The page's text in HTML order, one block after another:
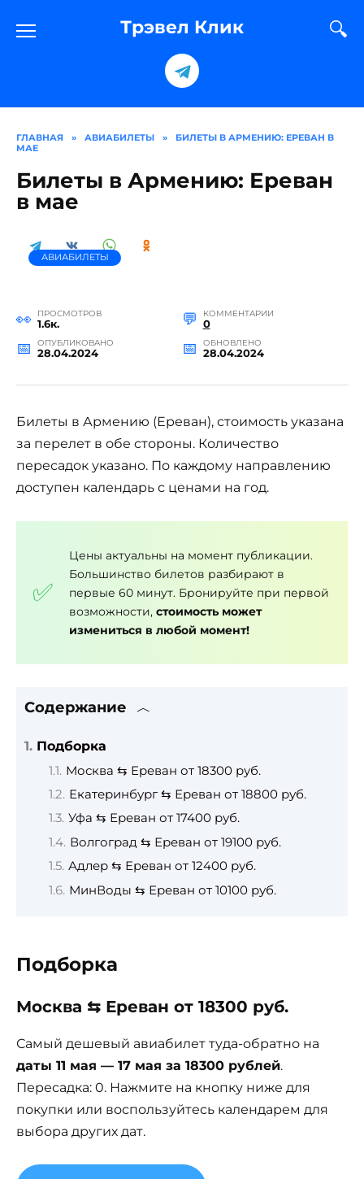
содержанию
Трэвел Клик
ГЛАВНАЯ » АВИАБИЛЕТЫ »
БИЛЕТЫ В АРМЕНИЮ: ЕРЕВАН В
МАЕ
Билеты в Армению: Ереван
в мае
АВИАБИЛЕТЫ
ПРОСМОТРОВ
1.6к.
КОММЕНТАРИИ
0
ОПУБЛИКОВАНО
28.04.2024
ОБНОВЛЕНО
28.04.2024
Билеты в Армению (Ереван), стоимость указана
за перелет в обе стороны. Количество
пересадок указано. По каждому направлению
доступен календарь с ценами на год.
Цены актуальны на момент публикации.
Большинство билетов разбирают в
первые 60 минут. Бронируйте при первой
возможности, стоимость может
измениться в любой момент!
Содержание
Подборка
Москва ⇆ Ереван от 18300 руб.
Екатеринбург ⇆ Ереван от 18800 руб.
Уфа ⇆ Ереван от 17400 руб.
Волгоград ⇆ Ереван от 19100 руб.
Адлер ⇆ Ереван от 12400 руб.
МинВоды ⇆ Ереван от 10100 руб.
Подборка
Москва ⇆ Ереван от 18300 руб.
Самый дешевый авиабилет туда-обратно на
даты 11 мая — 17 мая за 18300 рублей.
Пересадка: 0. Нажмите на кнопку ниже для
покупки или воспользуйтесь календарем для
выбора других дат.